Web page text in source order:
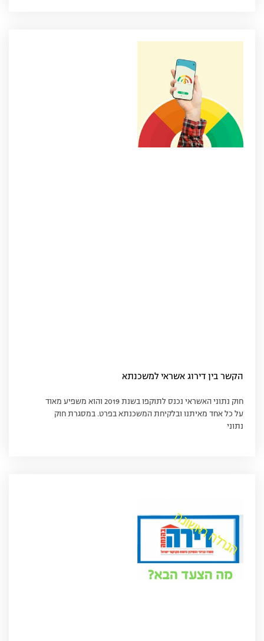
הקשר בין דירוג אשראי למשכנתא
חוק נתוני האשראי נכנס לתוקפו בשנת 2019 והוא משפיע מאוד
על כל אחד מאיתנו ובלקיחת המשכנתא בפרט. במסגרת חוק
נתוני